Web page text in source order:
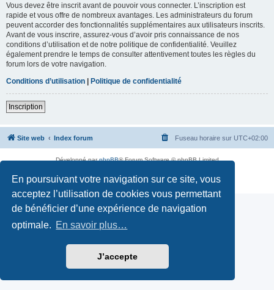
En poursuivant votre navigation sur ce site, vous
acceptez l’utilisation de cookies vous permettant
de bénéficier d’une expérience de navigation
optimale. En savoir plus…
J’accepte
Vous devez être inscrit avant de pouvoir vous connecter. L’inscription est
rapide et vous offre de nombreux avantages. Les administrateurs du forum
peuvent accorder des fonctionnalités supplémentaires aux utilisateurs inscrits.
Avant de vous inscrire, assurez-vous d’avoir pris connaissance de nos
conditions d’utilisation et de notre politique de confidentialité. Veuillez
également prendre le temps de consulter attentivement toutes les règles du
forum lors de votre navigation.
Conditions d’utilisation | Politique de confidentialité
Inscription
Site web Index forum Fuseau horaire sur UTC+02:00
Développé parphpBB® Forum Software © phpBB Limited
Confidentialité| Conditions